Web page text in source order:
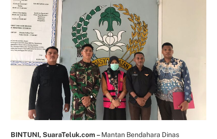
BINTUNI, SuaraTeluk.com –Mantan Bendahara Dinas